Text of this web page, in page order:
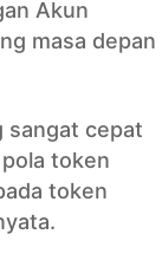
Akun
masa depan
sangat cepat
token
token